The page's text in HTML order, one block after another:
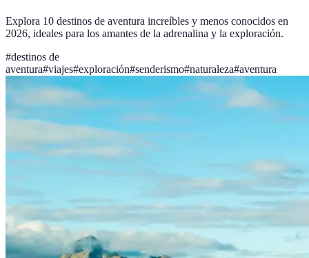
Explora 10 destinos de aventura increíbles y menos conocidos en
2026, ideales para los amantes de la adrenalina y la exploración.
#destinos de
aventura#viajes#exploración#senderismo#naturaleza#aventura